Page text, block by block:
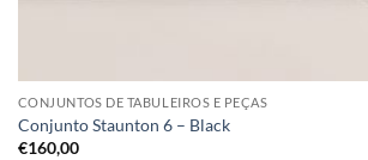
CONJUNTOS DE TABULEIROS E PEÇAS
Conjunto Staunton 6 – Black
€160,00